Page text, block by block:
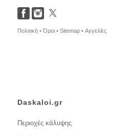
Πολιτική •Όροι • Sitemap • Αγγελίες
Daskaloi.gr
Περιοχές κάλυψης